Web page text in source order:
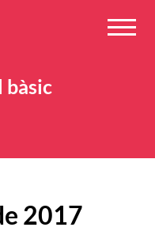
bàsic
2017